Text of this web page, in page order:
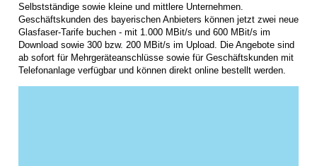
Selbstständige sowie kleine und mittlere Unternehmen.
Geschäftskunden des bayerischen Anbieters können jetzt zwei neue
Glasfaser-Tarife buchen - mit 1.000 MBit/s und 600 MBit/s im
Download sowie 300 bzw. 200 MBit/s im Upload. Die Angebote sind
ab sofort für Mehrgeräteanschlüsse sowie für Geschäftskunden mit
Telefonanlage verfügbar und können direkt online bestellt werden.